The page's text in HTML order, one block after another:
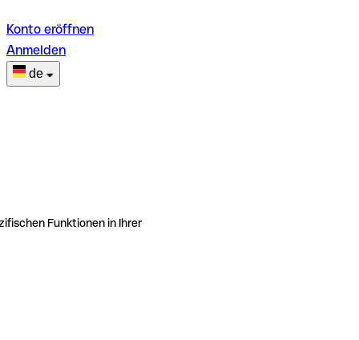
Konto eröffnen
Anmelden
de
Funktionen in Ihrer